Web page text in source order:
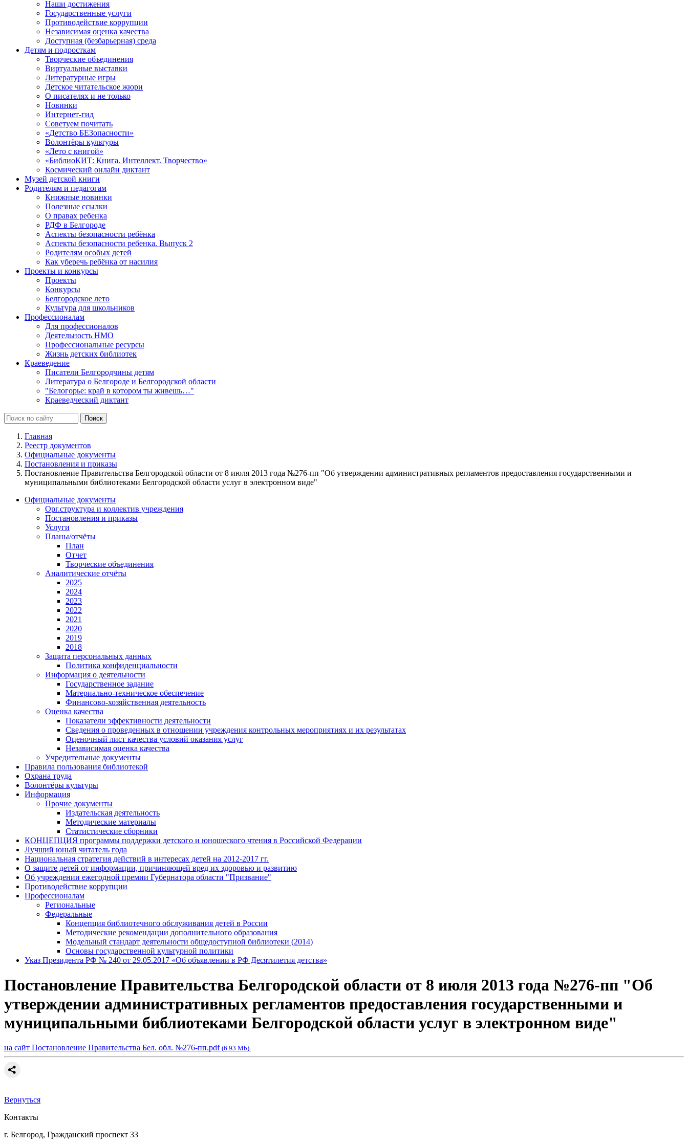
Наши достижения
Государственные услуги
Противодействие коррупции
Независимая оценка качества
Доступная (безбарьерная) среда
Детям и подросткам
Творческие объединения
Виртуальные выставки
Литературные игры
Детское читательское жюри
О писателях и не только
Новинки
Интернет-гид
Советуем почитать
«Детство БЕЗопасности»
Волонтёры культуры
«Лето с книгой»
«БиблиоКИТ: Книга. Интеллект. Творчество»
Космический онлайн диктант
Музей детской книги
Родителям и педагогам
Книжные новинки
Полезные ссылки
О правах ребенка
РДФ в Белгороде
Аспекты безопасности ребёнка
Аспекты безопасности ребенка. Выпуск 2
Родителям особых детей
Как уберечь ребёнка от насилия
Проекты и конкурсы
Проекты
Конкурсы
Белгородское лето
Культура для школьников
Профессионалам
Для профессионалов
Деятельность НМО
Профессиональные ресурсы
Жизнь детских библиотек
Краеведение
Писатели Белгородчины детям
Литература о Белгороде и Белгородской области
"Белогорье: край в котором ты живешь…"
Краеведческий диктант
Главная
Реестр документов
Официальные документы
Постановления и приказы
Постановление Правительства Белгородской области от 8 июля 2013 года №276-пп "Об утверждении административных регламентов предоставления государственными и
муниципальными библиотеками Белгородской области услуг в электронном виде"
Официальные документы
Орг.структура и коллектив учреждения
Постановления и приказы
Услуги
Планы/отчёты
План
Отчет
Творческие объединения
Аналитические отчёты
2025
2024
2023
2022
2021
2020
2019
2018
Защита персональных данных
Политика конфиденциальности
Информация о деятельности
Государственное задание
Материально-техническое обеспечение
Финансово-хозяйственная деятельность
Оценка качества
Показатели эффективности деятельности
Сведения о проведенных в отношении учреждения контрольных мероприятиях и их результатах
Оценочный лист качества условий оказания услуг
Независимая оценка качества
Учредительные документы
Правила пользования библиотекой
Охрана труда
Волонтёры культуры
Информация
Прочие документы
Издательская деятельность
Методические материалы
Статистические сборники
КОНЦЕПЦИЯ программы поддержки детского и юношеского чтения в Российской Федерации
Лучший юный читатель года
Национальная стратегия действий в интересах детей на 2012-2017 гг.
О защите детей от информации, причиняющей вред их здоровью и развитию
Об учреждении ежегодной премии Губернатора области "Призвание"
Противодействие коррупции
Профессионалам
Региональные
Федеральные
Концепция библиотечного обслуживания детей в России
Методические рекомендации дополнительного образования
Модельный стандарт деятельности общедоступной библиотеки (2014)
Основы государственной культурной политики
Указ Президента РФ № 240 от 29.05.2017 «Об объявлении в РФ Десятилетия детства»
Постановление Правительства Белгородской области от 8 июля 2013 года №276-пп "Об
утверждении административных регламентов предоставления государственными и
муниципальными библиотеками Белгородской области услуг в электронном виде"
на сайт Постановление Правительства Бел. обл. №276-пп.pdf (6.93 Mb)
Вернуться
Контакты
г. Белгород, Гражданский проспект 33